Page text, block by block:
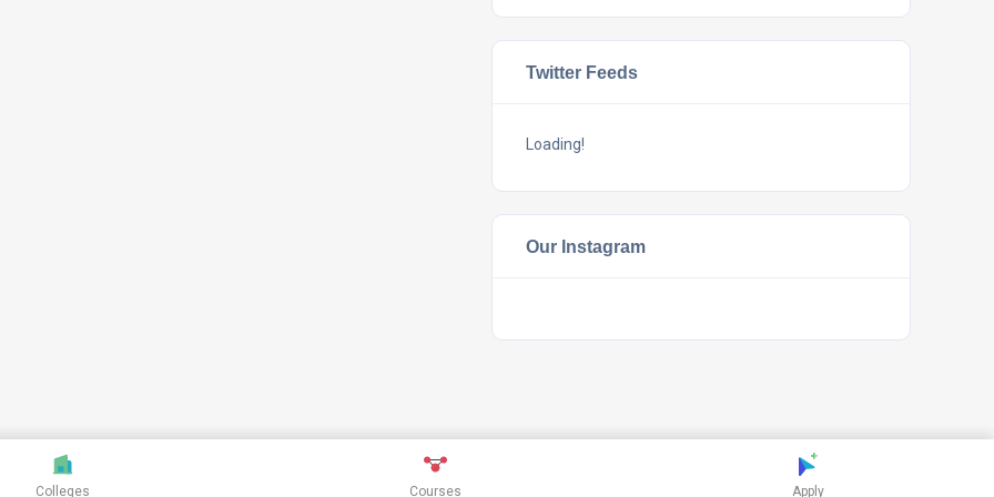
Twitter Feeds
Loading!
Our Instagram
Colleges Courses Apply